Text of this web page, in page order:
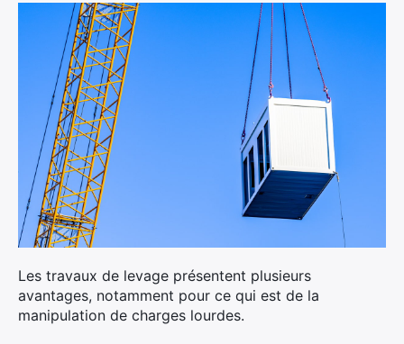
Les travaux de levage présentent plusieurs
avantages, notamment pour ce qui est de la
manipulation de charges lourdes.